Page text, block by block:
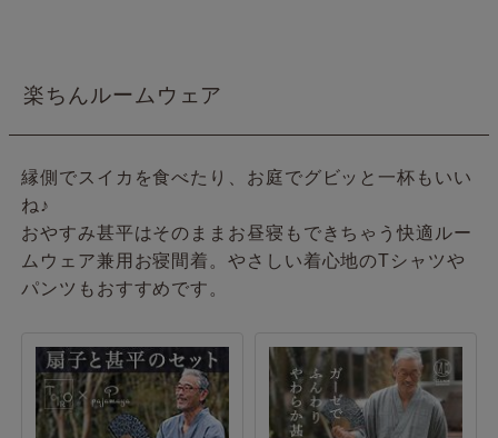
楽ちんルームウェア
縁側でスイカを食べたり、お庭でグビッと一杯もいい
ね♪
おやすみ甚平はそのままお昼寝もできちゃう快適ルー
ムウェア兼用お寝間着。やさしい着心地のTシャツや
パンツもおすすめです。